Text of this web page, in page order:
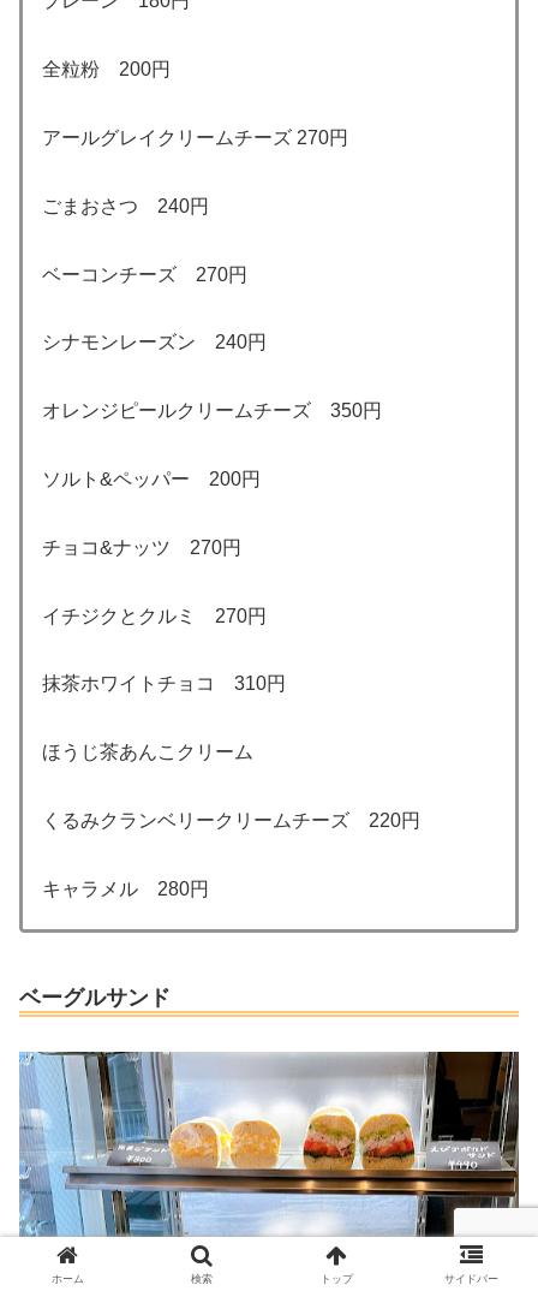
全粒粉 200円
アールグレイクリームチーズ 270円
ごまおさつ 240円
ベーコンチーズ 270円
シナモンレーズン 240円
オレンジピールクリームチーズ 350円
ソルト&ペッパー 200円
チョコ&ナッツ 270円
イチジクとクルミ 270円
抹茶ホワイトチョコ 310円
ほうじ茶あんこクリーム
くるみクランベリークリームチーズ 220円
キャラメル 280円
ベーグルサンド
ホーム 検索 トップ サイドバー